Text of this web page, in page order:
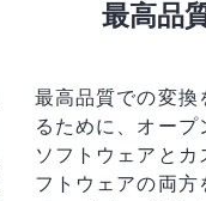
最高品
最高品質での変換
るために、オープ
ソフトウェアとカ
フトウェアの両方